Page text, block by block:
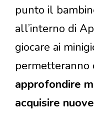
punto il
all’interno di
giocare ai
permetteranno
approfondire
acquisire